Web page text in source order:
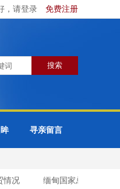
，请登录 免费注册
寻亲留言
况 缅甸国家总统吴敏昂